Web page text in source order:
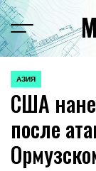
Перейти
к
содержимому
Menu
ОПУБЛИКОВАНО
В
АЗИЯ
США
после